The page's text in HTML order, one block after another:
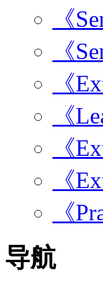
《
《
《
《
《
《
《
导航